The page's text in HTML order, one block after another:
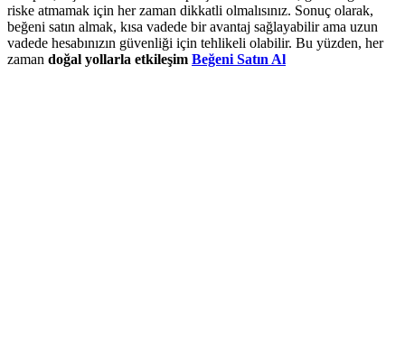
riske atmamak için her zaman dikkatli olmalısınız. Sonuç olarak,
beğeni satın almak, kısa vadede bir avantaj sağlayabilir ama uzun
vadede hesabınızın güvenliği için tehlikeli olabilir. Bu yüzden, her
zaman doğal yollarla etkileşim Beğeni Satın Al